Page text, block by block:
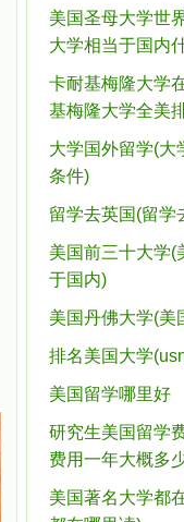
美国圣母大学世
大学相当于国内
卡耐基梅隆大学
基梅隆大学全美
大学国外留学(大
条件)
留学去英国(留学
美国前三十大学(
于国内)
美国丹佛大学(美
排名美国大学
美国留学哪里好
研究生美国留学
费用一年大概多
美国著名大学都